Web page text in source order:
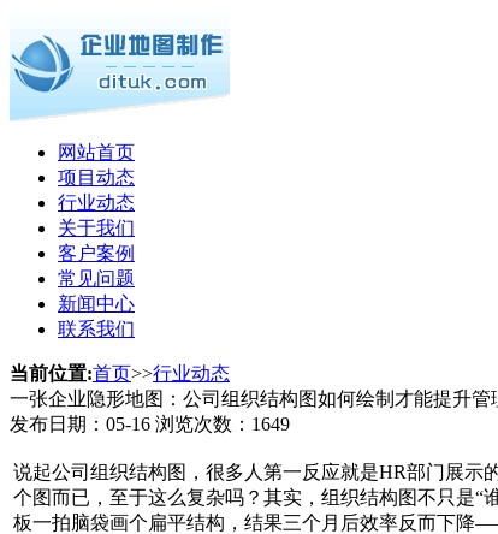
网站首页
项目动态
行业动态
关于我们
客户案例
常见问题
新闻中心
联系我们
当前位置:首页>>行业动态
一张企业隐形地图：公司组织结构图如何绘制才能提升管
发布日期： 05-16 浏览次数： 1649
说起公司组织结构图，很多人第一反应就是HR部门展示
个图而已，至于这么复杂吗？其实，组织结构图不只是
板一拍脑袋画个扁平结构，结果三个月后效率反而下降